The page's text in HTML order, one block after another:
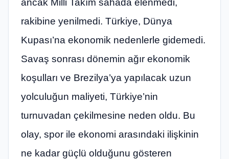
ancak Milli Takım sahada elenmedi,
rakibine yenilmedi. Türkiye, Dünya
Kupası’na ekonomik nedenlerle gidemedi.
Savaş sonrası dönemin ağır ekonomik
koşulları ve Brezilya’ya yapılacak uzun
yolculuğun maliyeti, Türkiye’nin
turnuvadan çekilmesine neden oldu. Bu
olay, spor ile ekonomi arasındaki ilişkinin
ne kadar güçlü olduğunu gösteren